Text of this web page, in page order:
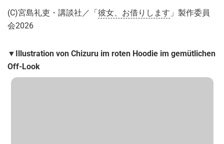
(C)宮島礼吏・講談社／「 彼女、お借りします 」製作委員
会2026
▼Illustration von Chizuru im roten Hoodie im gemütlichen
Off-Look